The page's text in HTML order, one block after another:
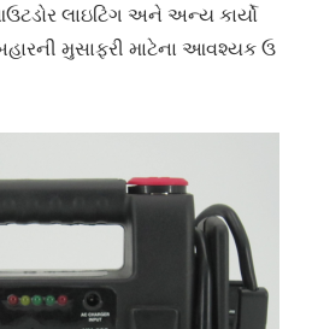
લાઇટિંગ અને અન્ય કાર્યો
મુસાફરી માટેના આવશ્યક ઉ